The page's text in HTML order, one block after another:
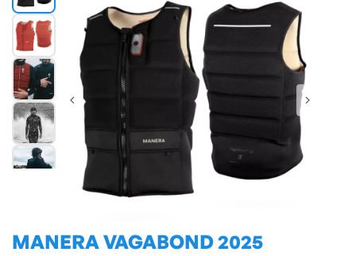
MANERA VAGABOND 2025